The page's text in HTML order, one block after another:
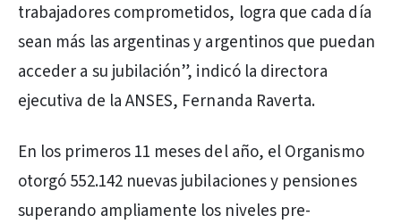
trabajadores comprometidos, logra que cada día
sean más las argentinas y argentinos que puedan
acceder a su jubilación”, indicó la directora
ejecutiva de la ANSES, Fernanda Raverta.
En los primeros 11 meses del año, el Organismo
otorgó 552.142 nuevas jubilaciones y pensiones
superando ampliamente los niveles pre-